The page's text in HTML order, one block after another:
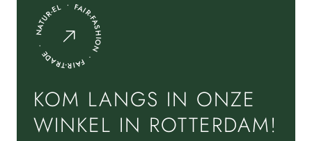
NATUR-EL • FAIR-FASHION • FAIR-TRADE •
KOM LANGS IN ONZE
WINKEL IN ROTTERDAM!